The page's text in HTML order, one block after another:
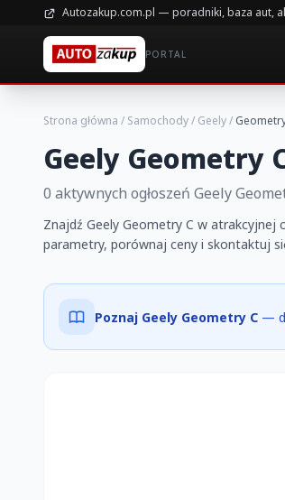
Autozakup.com.pl — poradniki, baza aut,
PORTAL
Strona główna / Samochody/ Geely/
Geely Geometry
0 aktywnych ogłoszeń Geely
Znajdź Geely Geometry C w atrakcyjnej
parametry, porównaj ceny i skontaktuj
Poznaj Geely Geometry C —